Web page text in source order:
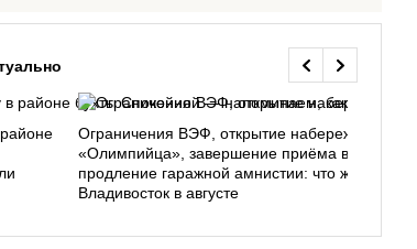
Ограничения ВЭФ, открытие набережной у
«Олимпийца», завершение приёма в вузы,
продление гаражной амнистии: что ждёт
Владивосток в августе